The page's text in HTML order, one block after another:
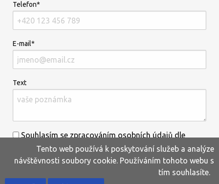
Telefon*
E-mail*
Text
Souhlasím se zpracováním osobních údajů dle
informací uvedenýchzde.*
Tento web používá k poskytování služeb a analýze
návštěvnosti soubory cookie. Používáním tohoto webu s
tím souhlasíte.